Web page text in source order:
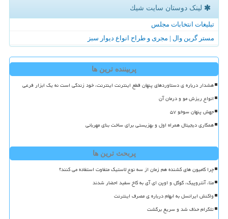
لینک دوستان سایت شیك
تبلیغات انتخابات مجلس
مستر گرین وال | مجری و طراح انواع دیوار سبز
پربیننده ترین ها
هشدار درباره ی دستاوردهای پنهان قطع اینترنت اینترنت، خود زندگی است نه یک ابزار فرعی
انواع ریزش مو و درمان آن
جهش پنهان سوخو ۵۷
همکاری دیجیتال همراه اول و بهزیستی برای ساخت بنای مهربانی
پربحث ترین ها
چرا کامیون های کشنده هم زمان از سه نوع لاستیک متفاوت استفاده می کنند؟
متا، آنتروپیک، گوگل و اوپن ای آی به کاخ سفید احضار شدند
واکنش ایرانسل به ابهام درباره ی مصرف اینترنت
تلگرام حذف شد و سریع برگشت